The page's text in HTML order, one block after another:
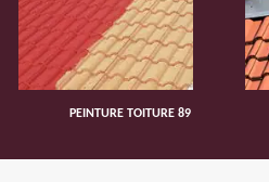
PEINTURE TOITURE 89